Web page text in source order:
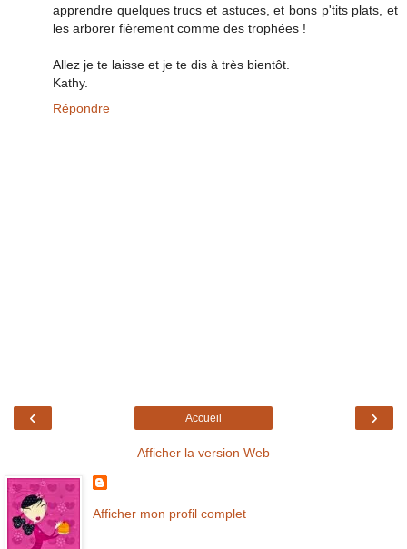
apprendre quelques trucs et astuces, et bons p'tits plats, et
les arborer fièrement comme des trophées !
Allez je te laisse et je te dis à très bientôt.
Kathy.
Répondre
‹ ›
Accueil
Afficher la version Web
Afficher mon profil complet